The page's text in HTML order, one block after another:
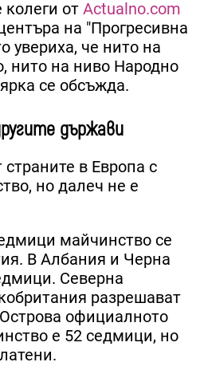
от Actualno.com
на "Прогресивна
увериха, че нито на
нито на ниво Народно
се обсъжда.
държави
в Европа с
но далеч не е
майчинство се
В Албания и Черна
Северна
разрешават
официалното
е 52 седмици, но